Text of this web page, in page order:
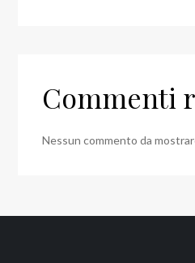
Commenti
Nessun commento da